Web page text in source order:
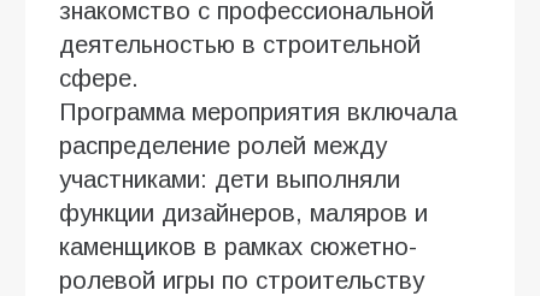
знакомство с профессиональной
деятельностью в строительной
сфере.
Программа мероприятия включала
распределение ролей между
участниками: дети выполняли
функции дизайнеров, маляров и
каменщиков в рамках сюжетно-
ролевой игры по строительству